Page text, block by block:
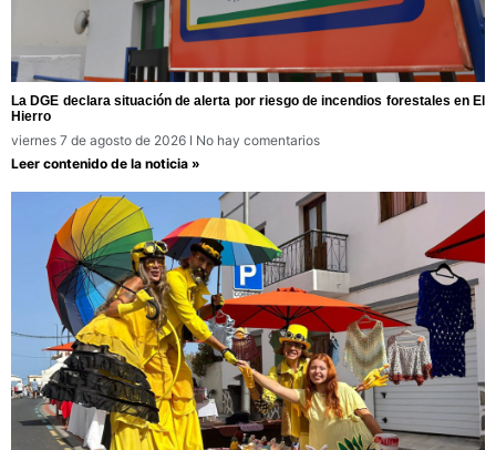
La DGE declara situación de alerta por riesgo de incendios forestales en El
Hierro
viernes 7 de agosto de 2026
No hay comentarios
Leer contenido de la noticia »